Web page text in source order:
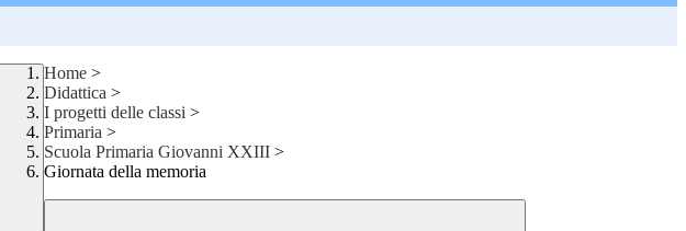
Home >
Didattica >
I progetti delle classi >
Primaria >
Scuola Primaria Giovanni XXIII >
Giornata della memoria